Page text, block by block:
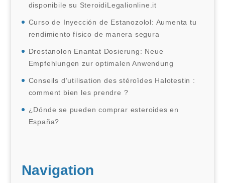
disponibile su SteroidiLegalionline.it
Curso de Inyección de Estanozolol: Aumenta tu
rendimiento físico de manera segura
Drostanolon Enantat Dosierung: Neue
Empfehlungen zur optimalen Anwendung
Conseils d’utilisation des stéroïdes Halotestin :
comment bien les prendre ?
¿Dónde se pueden comprar esteroides en
España?
Navigation